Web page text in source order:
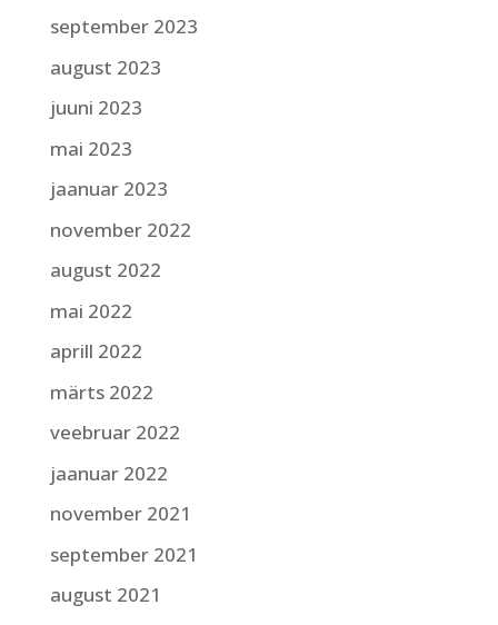
september 2023
august 2023
juuni 2023
mai 2023
jaanuar 2023
november 2022
august 2022
mai 2022
aprill 2022
märts 2022
veebruar 2022
jaanuar 2022
november 2021
september 2021
august 2021